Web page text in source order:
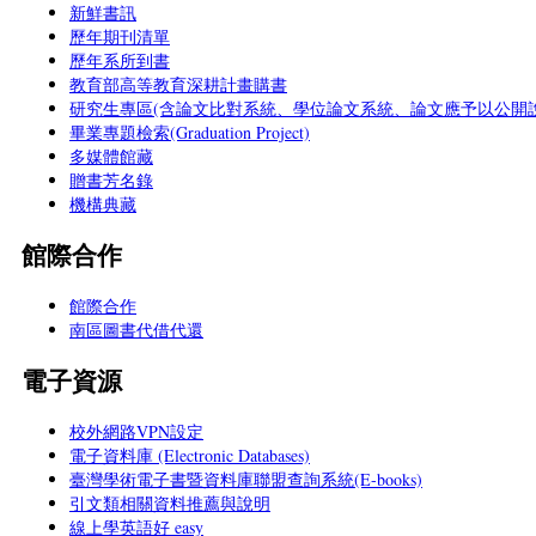
新鮮書訊
歷年期刊清單
歷年系所到書
教育部高等教育深耕計畫購書
研究生專區(含論文比對系統、學位論文系統、論文應予以公開
畢業專題檢索(Graduation Project)
多媒體館藏
贈書芳名錄
機構典藏
館際合作
館際合作
南區圖書代借代還
電子資源
校外網路VPN設定
電子資料庫 (Electronic Databases)
臺灣學術電子書暨資料庫聯盟查詢系統(E-books)
引文類相關資料推薦與說明
線上學英語好 easy